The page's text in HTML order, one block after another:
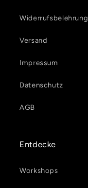
Widerrufsbelehrung
Versand
Impressum
Datenschutz
AGB
Entdecke
Workshops